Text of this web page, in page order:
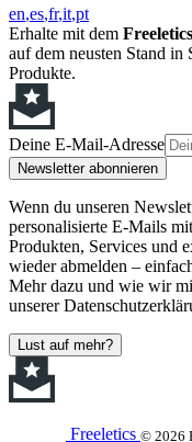
en es fr it pt
Erhalte mit dem
auf dem neusten Stand in
Produkte.
Deine E-Mail-Adresse
Newsletter abonnieren
Wenn du unseren
personalisierte E-Mails
Produkten, Services und
wieder abmelden –
Mehr dazu und wie wir
unserer
Lust auf mehr?
Freeletics © 2026